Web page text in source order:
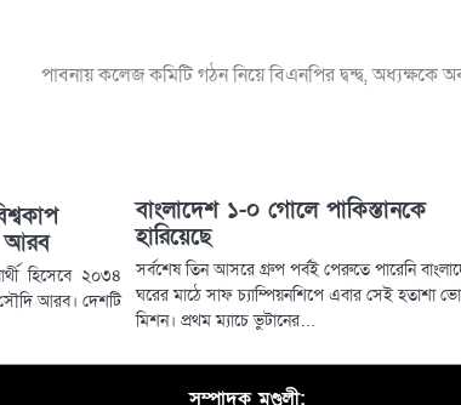
পাবনায় কলেজ কমিটি গঠন নিয়ে বিএনপির দ্বন্দ্ব, অধ্যক্ষকে
আরব
হিসেবে ২০৩৪
আরব। দেশটি
বাংলাদেশ ১-০ গোলে পাকিস্তানকে
হারিয়েছে
সর্বশেষ তিন আসরে গ্রুপ পর্বই পেরুতে পারেনি
ঘরের মাঠে সাফ চ্যাম্পিয়নশিপে এবার সেই হতাশা
মিশন। প্রথম ম্যাচে ভুটানের…
সম্পাদক মণ্ডলী: